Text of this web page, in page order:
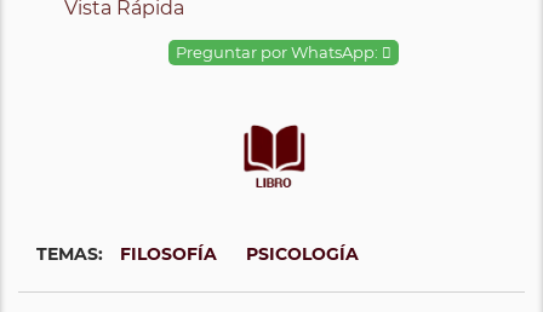
Vista Rápida
Preguntar por WhatsApp:
TEMAS: FILOSOFÍA PSICOLOGÍA